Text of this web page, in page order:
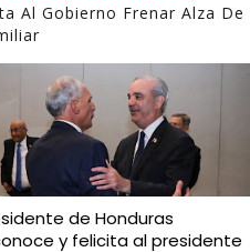
Al Gobierno Frenar Alza De
de Honduras
y felicita al presidente